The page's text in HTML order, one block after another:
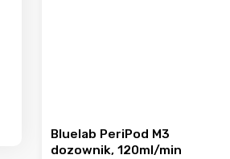
Bluelab PeriPod M3
dozownik, 120ml/min